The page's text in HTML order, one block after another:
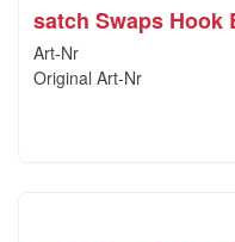
satch Swaps Hook
Art-Nr
Original Art-Nr